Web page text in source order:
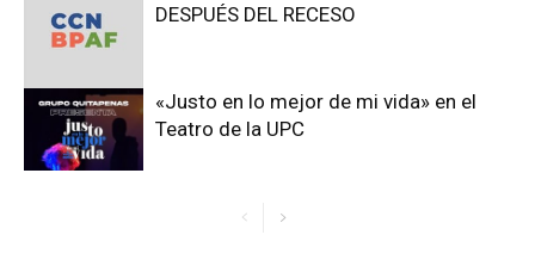
DESPUÉS DEL RECESO
«Justo en lo mejor de mi vida» en el
Teatro de la UPC